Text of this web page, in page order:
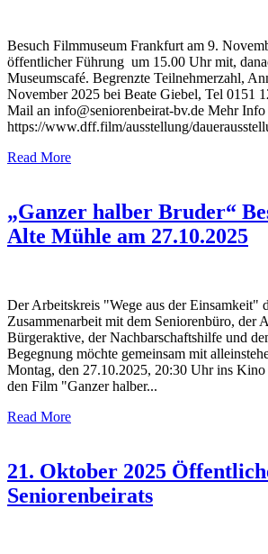
Besuch Filmmuseum Frankfurt am 9.
öffentlicher Führung um 15.00 Uhr mit,
Museumscafé. Begrenzte Teilnehmerzahl,
November 2025 bei Beate Giebel, Tel 0151
Mail an info@seniorenbeirat-bv.de Mehr
https://www.dff.film/ausstellung/
Read More
„Ganzer halber Bruder“
Alte Mühle am 27.10.2025
Der Arbeitskreis "Wege aus der Einsamkeit"
Zusammenarbeit mit dem Seniorenbüro, der
Bürgeraktive, der Nachbarschaftshilfe und
Begegnung möchte gemeinsam mit
Montag, den 27.10.2025, 20:30 Uhr ins
den Film "Ganzer halber...
Read More
21. Oktober 2025
Seniorenbeirats